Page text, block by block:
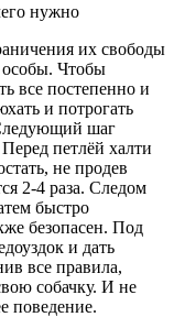
нужно
их свободы
Чтобы
все постепенно и
и потрогать
шаг
петлёй халти
не продев
2-4 раза. Следом
быстро
безопасен. Под
и дать
все правила,
собачку. И не
поведение.